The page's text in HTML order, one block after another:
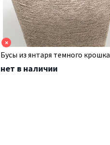
×
Бусы из янтаря темного крошка
нет в наличии